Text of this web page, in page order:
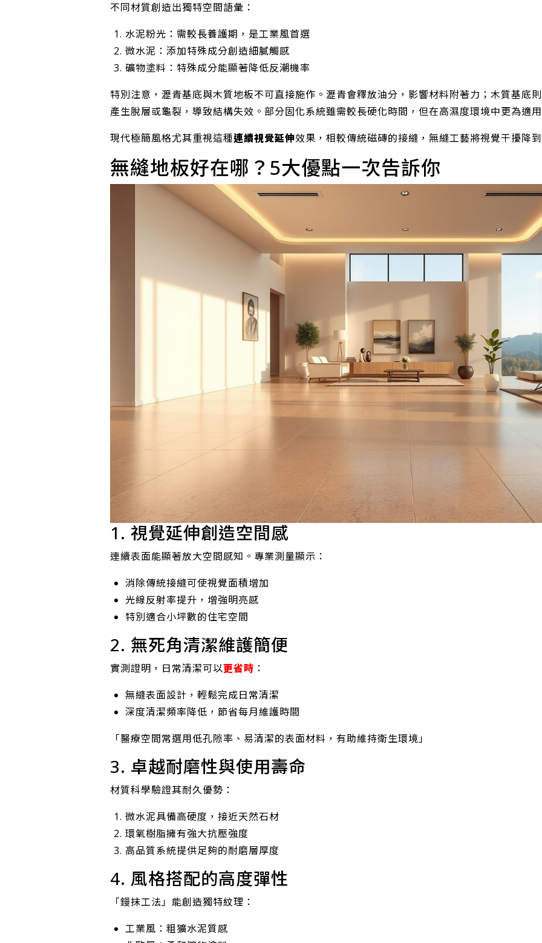
不同材質創造出獨特空間語彙：
水泥粉光 ：需較長養護期，是工業風首選
微水泥 ：添加特殊成分創造細膩觸感
礦物塗料 ：特殊成分能顯著降低反潮機率
特別注意，瀝青基底與木質地板不可直接施作。瀝青會釋放油分，影響材料附著力；木質基底
產生脫層或龜裂，導致結構失效。部分固化系統雖需較長硬化時間，但在高濕度環境中更為適
現代極簡風格尤其重視這種連續視覺延伸效果，相較傳統磁磚的接縫，無縫工藝將視覺干擾降
無縫地板好在哪？5大優點一次告訴你
1. 視覺延伸創造空間感
連續表面能顯著放大空間感知。專業測量顯示：
消除傳統接縫可使視覺面積增加
光線反射率提升，增強明亮感
特別適合小坪數的住宅空間
2. 無死角清潔維護簡便
實測證明，日常清潔可以更省時 ：
無縫表面設計，輕鬆完成日常清潔
深度清潔頻率降低，節省每月維護時間
「醫療空間常選用低孔隙率、易清潔的表面材料，有助維持衛生環境」
3. 卓越耐磨性與使用壽命
材質科學驗證其耐久優勢：
微水泥具備高硬度，接近天然石材
環氧樹脂擁有強大抗壓強度
高品質系統提供足夠的耐磨層厚度
4. 風格搭配的高度彈性
「鏝抹工法」能創造獨特紋理：
工業風：粗獷水泥質感